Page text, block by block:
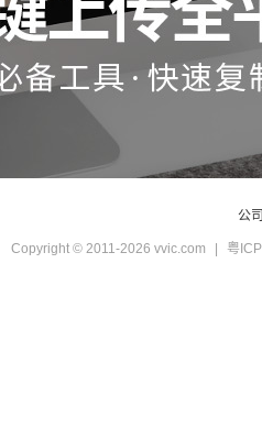
公
Copyright © 2011-2026 vvic.com 粤